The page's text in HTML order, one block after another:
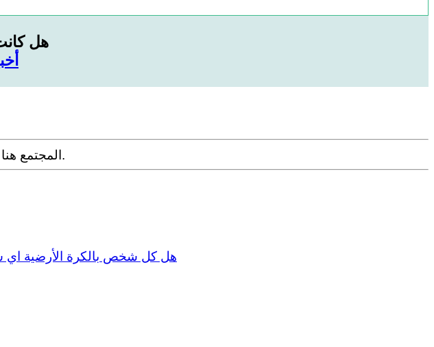
هل
المجتمع هنا لمساعدتك في أسئلتك الشرعية. قدم سؤالك مع التفاصيل وشارك ما توصلت إليه عبر البحث.
هل كل شخص بالكرة الأرضية اي